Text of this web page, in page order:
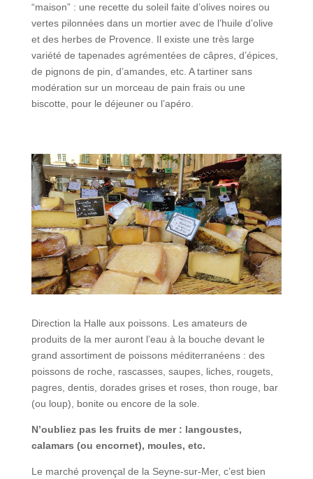
“maison” : une recette du soleil faite d’olives noires ou
vertes pilonnées dans un mortier avec de l’huile d’olive
et des herbes de Provence. Il existe une très large
variété de tapenades agrémentées de câpres, d’épices,
de pignons de pin, d’amandes, etc. A tartiner sans
modération sur un morceau de pain frais ou une
biscotte, pour le déjeuner ou l’apéro.
Direction la Halle aux poissons. Les amateurs de
produits de la mer auront l’eau à la bouche devant le
grand assortiment de poissons méditerranéens : des
poissons de roche, rascasses, saupes, liches, rougets,
pagres, dentis, dorades grises et roses, thon rouge, bar
(ou loup), bonite ou encore de la sole.
N’oubliez pas les fruits de mer : langoustes,
calamars (ou encornet), moules, etc.
Le marché provençal de la Seyne-sur-Mer, c’est bien